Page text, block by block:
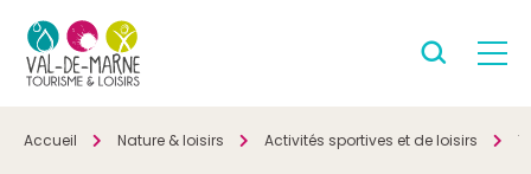
Accueil Nature & loisirs Activités sportives et de loisirs